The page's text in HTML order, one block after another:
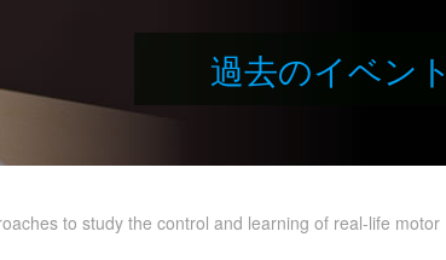
過去のイベント
to study the control and learning of real-life motor